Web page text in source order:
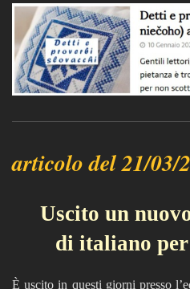
articolo del 21/03/
Uscito un
di italiano
È uscito in questi giorni presso